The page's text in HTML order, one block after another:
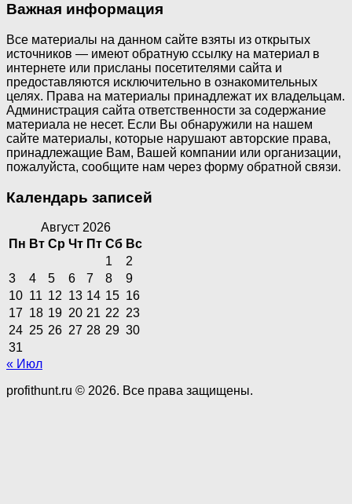
Важная информация
Все материалы на данном сайте взяты из открытых
источников — имеют обратную ссылку на материал в
интернете или присланы посетителями сайта и
предоставляются исключительно в ознакомительных
целях. Права на материалы принадлежат их владельцам.
Администрация сайта ответственности за содержание
материала не несет. Если Вы обнаружили на нашем
сайте материалы, которые нарушают авторские права,
принадлежащие Вам, Вашей компании или организации,
пожалуйста, сообщите нам через форму обратной связи.
Календарь записей
Август 2026
Пн Вт Ср Чт Пт Сб Вс
1
2
3
4 5 6 7 8
9
10 11 12 13 14 15 16
17 18 19 20 21 22 23
24 25 26 27 28 29 30
31
« Июл
profithunt.ru © 2026. Все права защищены.